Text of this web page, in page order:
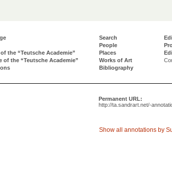
the “Teutsche Academie”
of the “Teutsche Academie”
Search
People
Places
Works of Art
Bibliography
Permanent URL:
http://ta.sandrart.net/-
Show all annotations by